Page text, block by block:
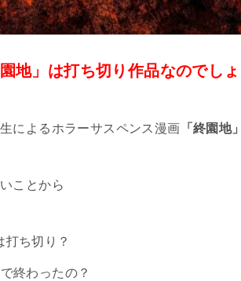
地」は打ち切り作品なのでしょ
によるホラーサスペンス漫画 「終園地」
ことから
打ち切り？
終わったの？